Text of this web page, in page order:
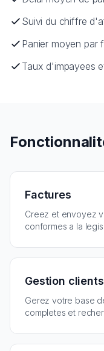
Suivi du chiffre
Panier moyen par
Taux d'impayees
Factures
Creez et envoyez
conformes a la
Gestion clients
Gerez votre base
completes et